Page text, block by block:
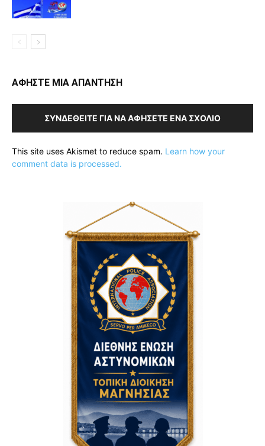
ΑΦΗΣΤΕ ΜΙΑ ΑΠΑΝΤΗΣΗ
ΣΥΝΔΕΘΕΊΤΕ ΓΙΑ ΝΑ ΑΦΉΣΕΤΕ ΈΝΑ ΣΧΌΛΙΟ
This site uses Akismet to reduce spam. Learn how your
comment data is processed.